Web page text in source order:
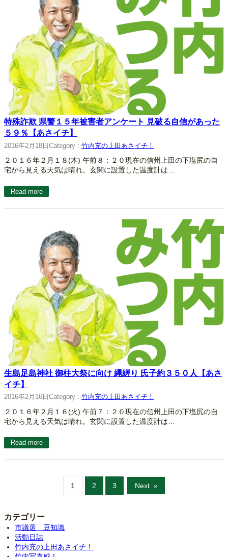
特殊詐欺 県警１５年被害者アンケート 見破る自信があった
５９％【あさイチ】
2016年2月18日 Category : 竹内充の上田あさイチ！
２０１６年２月１８(木) 午前８：２０現在の信州上田の下塩尻の自
宅から見える天気は晴れ。玄関に設置した温度計は…
Read more
生島足島神社 御柱大祭に向け 縄縒り 氏子約３５０人【あさ
イチ】
2016年2月16日 Category : 竹内充の上田あさイチ！
２０１６年２月１６(火) 午前７：２０現在の信州上田の下塩尻の自
宅から見える天気は晴れ。玄関に設置した温度計は…
Read more
1 2 3 Next »
カテゴリー
市議選 豆知識
活動日誌
竹内充の上田あさイチ！